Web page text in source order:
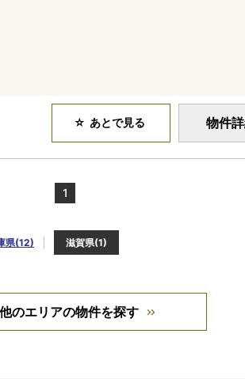
あとで見る 物件
1
県(12) 滋賀県(1)
のエリアの物件を探す